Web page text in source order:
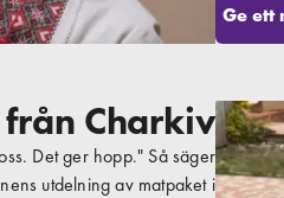
Ge ett
Charkiv
Det ger hopp." Så säger
utdelning av matpaket i